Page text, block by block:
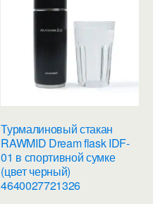
Турмалиновый стакан
RAWMID Dream flask IDF-
01 в спортивной сумке
(цвет черный)
4640027721326